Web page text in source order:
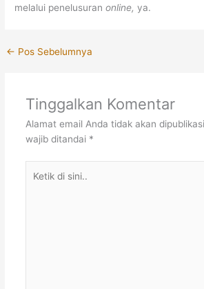
melalui penelusuranonline,ya.
← Pos Sebelumnya
Tinggalkan Komentar
Alamat email Anda tidak akan
wajib ditandai *